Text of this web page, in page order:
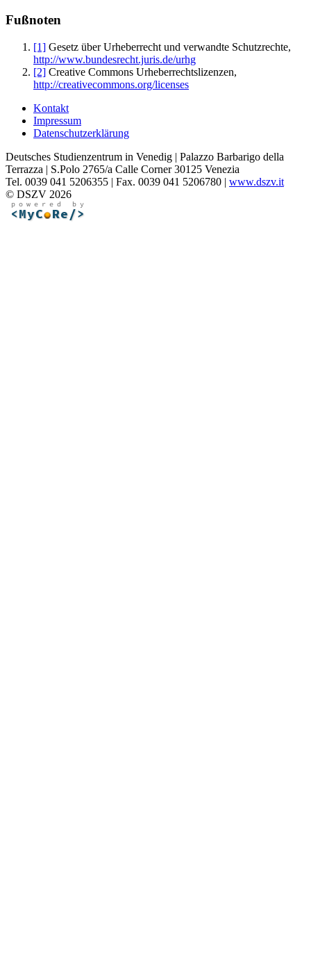
Fußnoten
[1] Gesetz über Urheberrecht und verwandte Schutzrechte,
http://www.bundesrecht.juris.de/urhg
[2] Creative Commons Urheberrechtslizenzen,
http://creativecommons.org/licenses
Kontakt
Impressum
Datenschutzerklärung
Deutsches Studienzentrum in Venedig | Palazzo Barbarigo della
Terrazza | S.Polo 2765/a Calle Corner 30125 Venezia
Tel. 0039 041 5206355 | Fax. 0039 041 5206780 | www.dszv.it
© DSZV 2026